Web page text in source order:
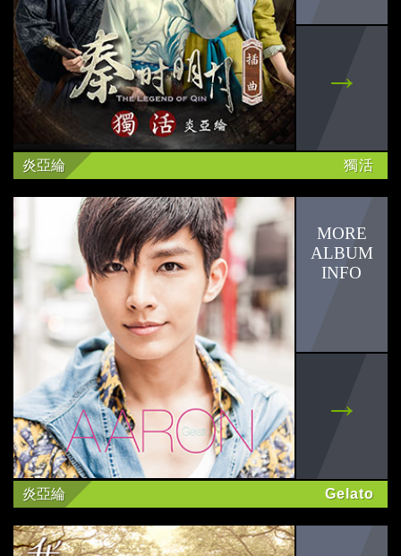
周定緯
迷路
邱翊橙(毛弟)
godpod
SAYONARA DUCK
曾之喬
黃新皓
丹楓
其他
華研公告
炎亞綸 獨活
炎亞綸 Gelato